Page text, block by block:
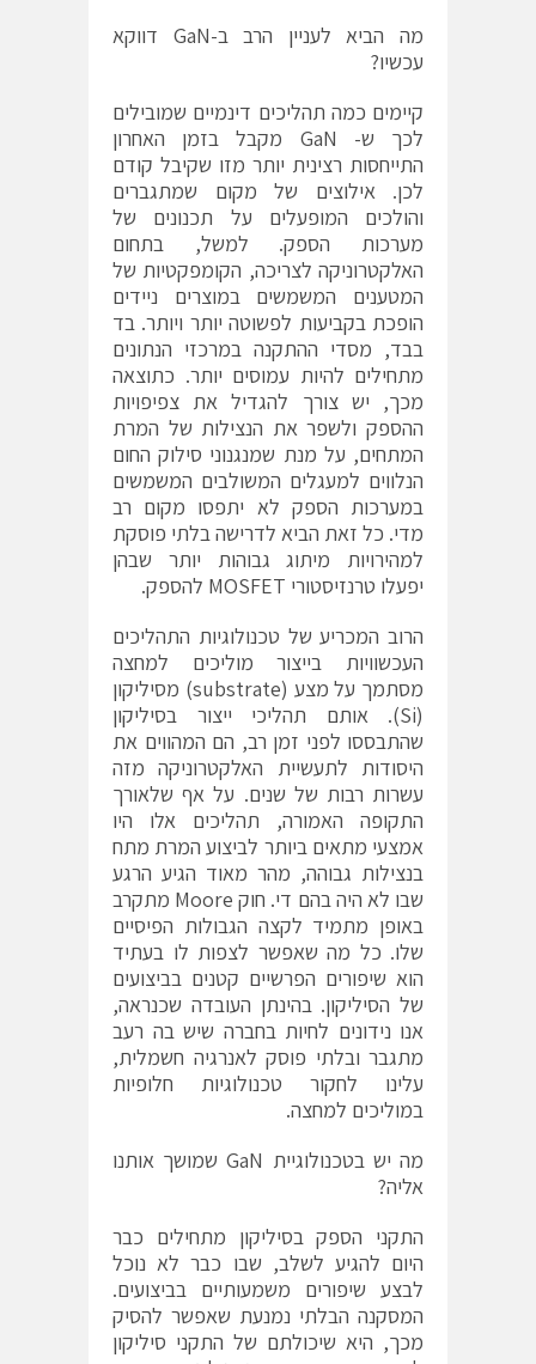
מה הביא לעניין הרב ב-GaN דווקא
עכשיו?
קיימים כמה תהליכים דינמיים שמובילים
לכך ש- GaN מקבל בזמן האחרון
התייחסות רצינית יותר מזו שקיבל קודם
לכן. אילוצים של מקום שמתגברים
והולכים המופעלים על תכנונים של
מערכות הספק. למשל, בתחום
האלקטרוניקה לצריכה, הקומפקטיות של
המטענים המשמשים במוצרים ניידים
הופכת בקביעות לפשוטה יותר ויותר. בד
בבד, מסדי ההתקנה במרכזי הנתונים
מתחילים להיות עמוסים יותר. כתוצאה
מכך, יש צורך להגדיל את צפיפויות
ההספק ולשפר את הנצילות של המרת
המתחים, על מנת שמנגנוני סילוק החום
הנלווים למעגלים המשולבים המשמשים
במערכות הספק לא יתפסו מקום רב
מדי. כל זאת הביא לדרישה בלתי פוסקת
למהירויות מיתוג גבוהות יותר שבהן
יפעלו טרנזיסטורי MOSFET להספק.
הרוב המכריע של טכנולוגיות התהליכים
העכשוויות בייצור מוליכים למחצה
מסתמך על מצע (substrate) מסיליקון
(Si). אותם תהליכי ייצור בסיליקון
שהתבססו לפני זמן רב, הם המהווים את
היסודות לתעשיית האלקטרוניקה מזה
עשרות רבות של שנים. על אף שלאורך
התקופה האמורה, תהליכים אלו היו
אמצעי מתאים ביותר לביצוע המרת מתח
בנצילות גבוהה, מהר מאוד הגיע הרגע
שבו לא היה בהם די. חוק Moore מתקרב
באופן מתמיד לקצה הגבולות הפיסיים
שלו. כל מה שאפשר לצפות לו בעתיד
הוא שיפורים הפרשיים קטנים בביצועים
של הסיליקון. בהינתן העובדה שכנראה,
אנו נידונים לחיות בחברה שיש בה רעב
מתגבר ובלתי פוסק לאנרגיה חשמלית,
עלינו לחקור טכנולוגיות חלופיות
במוליכים למחצה.
מה יש בטכנולוגיית GaN שמושך אותנו
אליה?
התקני הספק בסיליקון מתחילים כבר
היום להגיע לשלב, שבו כבר לא נוכל
לבצע שיפורים משמעותיים בביצועים.
המסקנה הבלתי נמנעת שאפשר להסיק
מכך, היא שיכולתם של התקני סיליקון